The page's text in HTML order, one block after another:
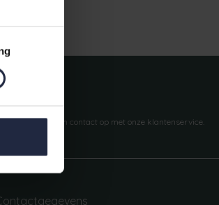
€50,-
je graag. Neem contact op met onze klantenservice.